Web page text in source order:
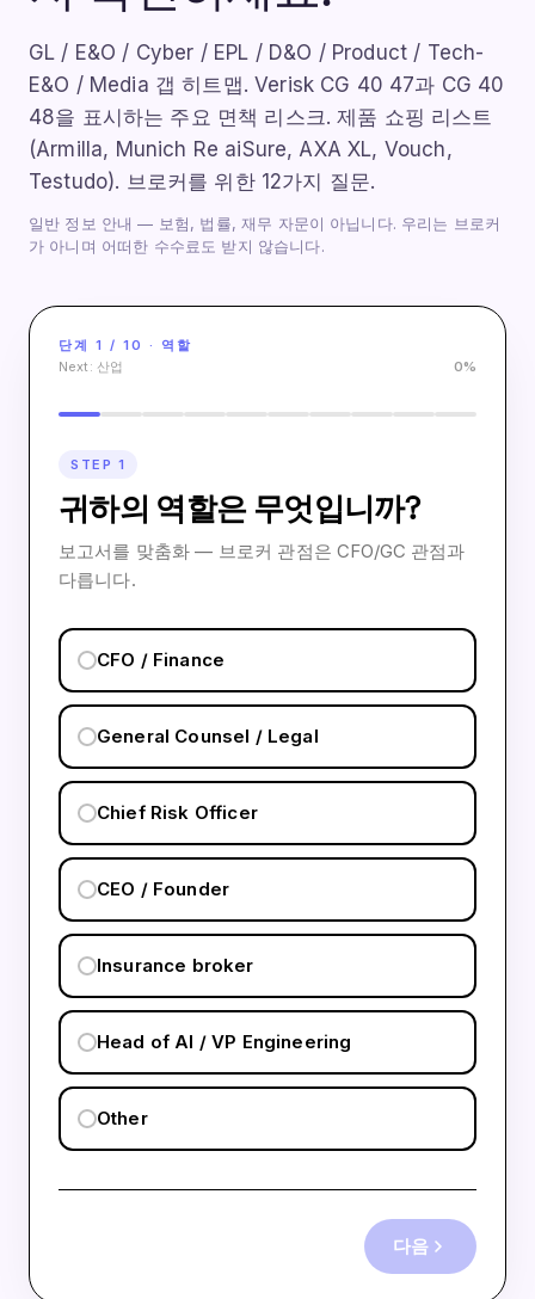
GL / E&O / Cyber / EPL / D&O / Product / Tech-
E&O / Media 갭 히트맵. Verisk CG 40 47과 CG 40
48을 표시하는 주요 면책 리스크. 제품 쇼핑 리스트
(Armilla, Munich Re aiSure, AXA XL, Vouch,
Testudo). 브로커를 위한 12가지 질문.
일반 정보 안내 — 보험, 법률, 재무 자문이 아닙니다. 우리는 브로커
가 아니며 어떠한 수수료도 받지 않습니다.
단계 1 / 10 · 역할
Next: 산업 0%
STEP 1
귀하의 역할은 무엇입니까?
보고서를 맞춤화 — 브로커 관점은 CFO/GC 관점과
다릅니다.
CFO / Finance
General Counsel / Legal
Chief Risk Officer
CEO / Founder
Insurance broker
Head of AI / VP Engineering
Other
다음